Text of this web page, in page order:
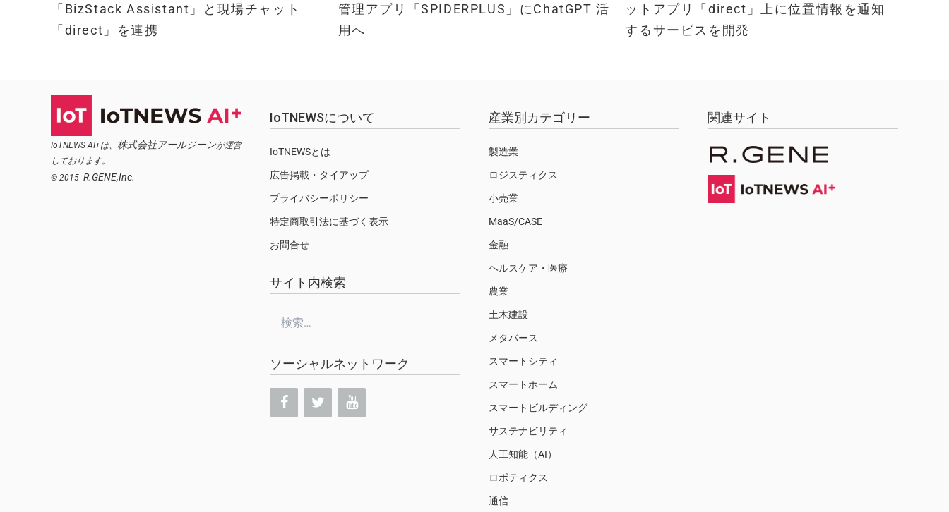
「BizStack Assistant」と現場チャット
「direct」を連携
管理アプリ「SPIDERPLUS」にChatGPT 活
用へ
ットアプリ「direct」上に位置情報を通知
するサービスを開発
IoTNEWS AI+は、 株式会社アールジーンが運営
しております。
© 2015- R.GENE,Inc.
IoTNEWSについて
IoTNEWSとは
広告掲載・タイアップ
プライバシーポリシー
特定商取引法に基づく表示
お問合せ
サイト内検索
ソーシャルネットワーク
産業別カテゴリー
製造業
ロジスティクス
小売業
MaaS/CASE
金融
ヘルスケア・医療
農業
土木建設
メタバース
スマートシティ
スマートホーム
スマートビルディング
サステナビリティ
人工知能（AI）
ロボティクス
通信
関連サイト